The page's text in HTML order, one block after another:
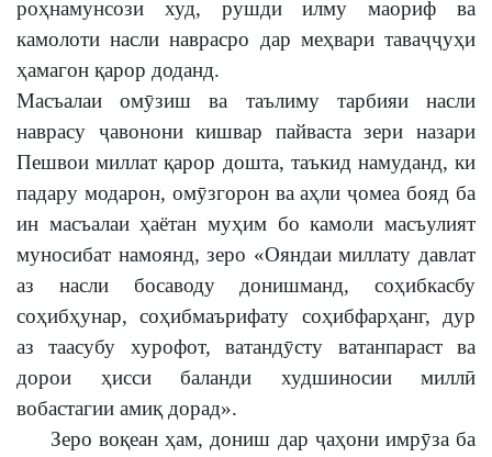
роҳнамунсози худ, рушди илму маориф ва
камолоти насли наврасро дар меҳвари таваҷҷуҳи
ҳамагон қарор доданд.
Масъалаи омӯзиш ва таълиму тарбияи насли
наврасу ҷавонони кишвар пайваста зери назари
Пешвои миллат қарор дошта, таъкид намуданд, ки
падару модарон, омӯзгорон ва аҳли ҷомеа бояд ба
ин масъалаи ҳаётан муҳим бо камоли масъулият
муносибат намоянд, зеро «Ояндаи миллату давлат
аз насли босаводу донишманд, соҳибкасбу
соҳибҳунар, соҳибмаърифату соҳибфарҳанг, дур
аз таасубу хурофот, ватандӯсту ватанпараст ва
дорои ҳисси баланди худшиносии миллӣ
вобастагии амиқ дорад».
Зеро воқеан ҳам, дониш дар ҷаҳони имрӯза ба